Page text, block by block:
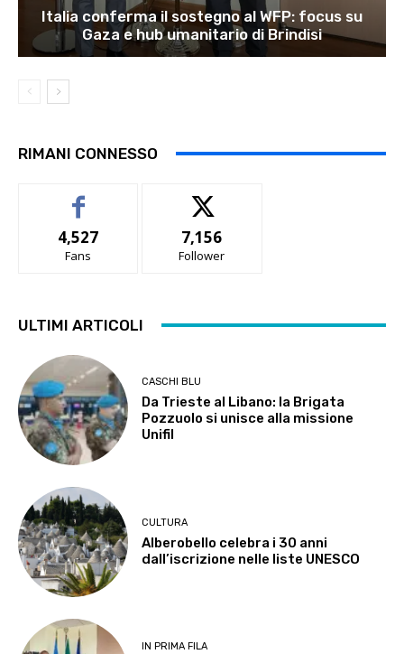
Italia conferma il sostegno al WFP: focus su
Gaza e hub umanitario di Brindisi
RIMANI CONNESSO
4,527
Fans
7,156
Follower
ULTIMI ARTICOLI
CASCHI BLU
Da Trieste al Libano: la Brigata
Pozzuolo si unisce alla missione
Unifil
CULTURA
Alberobello celebra i 30 anni
dall’iscrizione nelle liste UNESCO
IN PRIMA FILA